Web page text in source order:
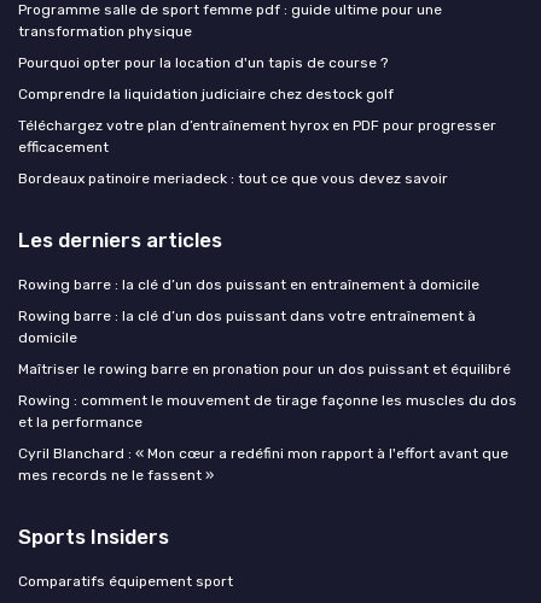
Programme salle de sport femme pdf : guide ultime pour une
transformation physique
Pourquoi opter pour la location d'un tapis de course ?
Comprendre la liquidation judiciaire chez destock golf
Téléchargez votre plan d’entraînement hyrox en PDF pour progresser
efficacement
Bordeaux patinoire meriadeck : tout ce que vous devez savoir
Les derniers articles
Rowing barre : la clé d’un dos puissant en entraînement à domicile
Rowing barre : la clé d’un dos puissant dans votre entraînement à
domicile
Maîtriser le rowing barre en pronation pour un dos puissant et équilibré
Rowing : comment le mouvement de tirage façonne les muscles du dos
et la performance
Cyril Blanchard : « Mon cœur a redéfini mon rapport à l'effort avant que
mes records ne le fassent »
Sports Insiders
Comparatifs équipement sport